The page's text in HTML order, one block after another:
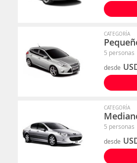
CATEGORÍA
5 personas
desde
CATEGORÍA
5 personas
desde